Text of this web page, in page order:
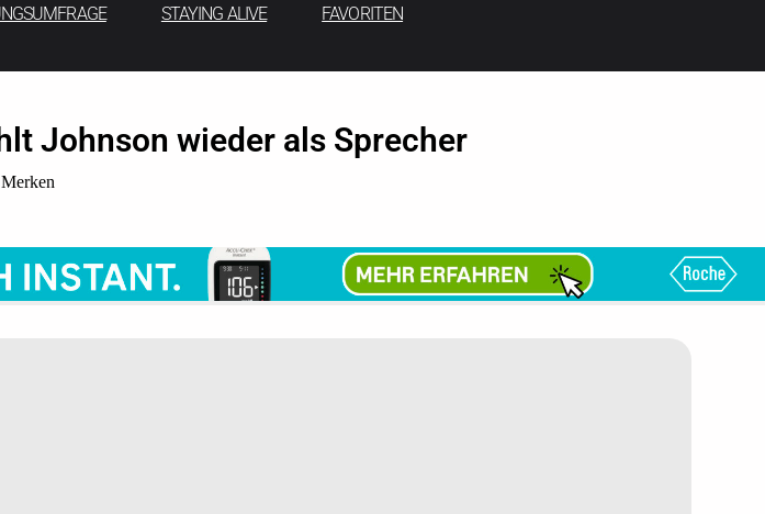
STAYING ALIVE FAVORITEN
Johnson wieder als Sprecher
Merken